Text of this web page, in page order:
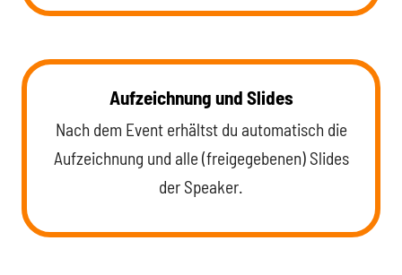
Aufzeichnung und Slides
Nach dem Event erhältst du automatisch die
Aufzeichnung und alle (freigegebenen) Slides
der Speaker.